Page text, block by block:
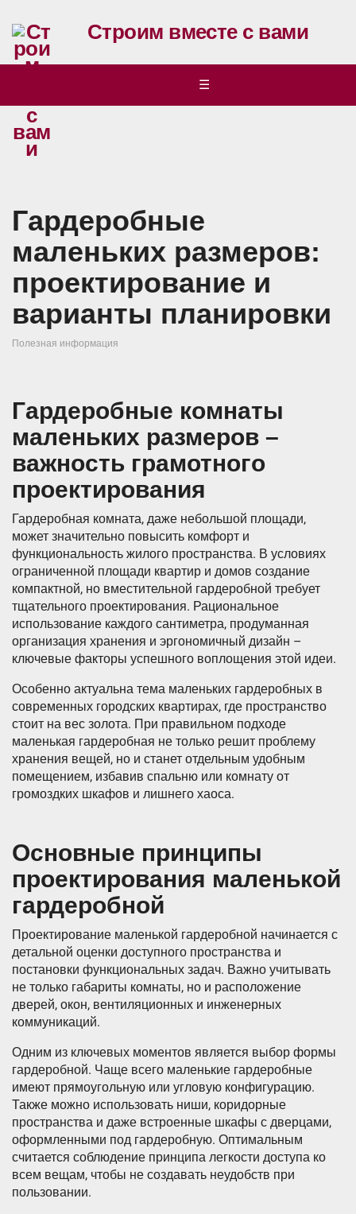
Строим вместе с вами
☰
Гардеробные
маленьких размеров:
проектирование и
варианты планировки
Полезная информация
Гардеробные комнаты
маленьких размеров –
важность грамотного
проектирования
Гардеробная комната, даже небольшой площади,
может значительно повысить комфорт и
функциональность жилого пространства. В условиях
ограниченной площади квартир и домов создание
компактной, но вместительной гардеробной требует
тщательного проектирования. Рациональное
использование каждого сантиметра, продуманная
организация хранения и эргономичный дизайн –
ключевые факторы успешного воплощения этой идеи.
Особенно актуальна тема маленьких гардеробных в
современных городских квартирах, где пространство
стоит на вес золота. При правильном подходе
маленькая гардеробная не только решит проблему
хранения вещей, но и станет отдельным удобным
помещением, избавив спальню или комнату от
громоздких шкафов и лишнего хаоса.
Основные принципы
проектирования маленькой
гардеробной
Проектирование маленькой гардеробной начинается с
детальной оценки доступного пространства и
постановки функциональных задач. Важно учитывать
не только габариты комнаты, но и расположение
дверей, окон, вентиляционных и инженерных
коммуникаций.
Одним из ключевых моментов является выбор формы
гардеробной. Чаще всего маленькие гардеробные
имеют прямоугольную или угловую конфигурацию.
Также можно использовать ниши, коридорные
пространства и даже встроенные шкафы с дверцами,
оформленными под гардеробную. Оптимальным
считается соблюдение принципа легкости доступа ко
всем вещам, чтобы не создавать неудобств при
пользовании.